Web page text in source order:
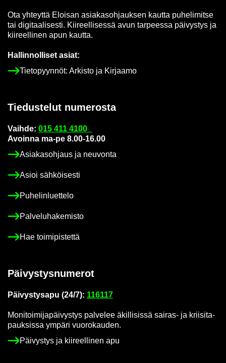
Ota yh­teyt­tä Eloi­san asia­kas­oh­jauk­sen kaut­ta pu­he­li­mit­se
tai di­gi­taa­li­ses­ti. Kii­reel­li­ses­sä avun tar­pees­sa päi­vys­tys ja
kii­reel­li­nen apun kaut­ta.
Hal­lin­nol­li­set asiat:
Tie­to­pyyn­nöt: Ar­kis­to ja Kir­jaa­mo
Tie­dus­te­lut nu­me­ros­ta
Vaih­de: 015 411 4100
Avoin­na ma-pe 8.00-16.00
Asia­kas­oh­jaus ja neu­von­ta
Asioi säh­köi­ses­ti
Pu­he­lin­luet­te­lo
Pal­ve­lu­ha­ke­mis­to
Hae toi­mi­pis­tet­tä
Päi­vys­tys­nu­me­rot
Päi­vys­tys­a­pu (24/7): 116117
Mo­ni­toi­mi­ja­päi­vys­tys pal­ve­lee äkil­li­sis­sä sairas-​ ja krii­si­ta­
pauk­sis­sa ym­pä­ri vuo­ro­kau­den.
Päi­vys­tys ja kii­reel­li­nen apu